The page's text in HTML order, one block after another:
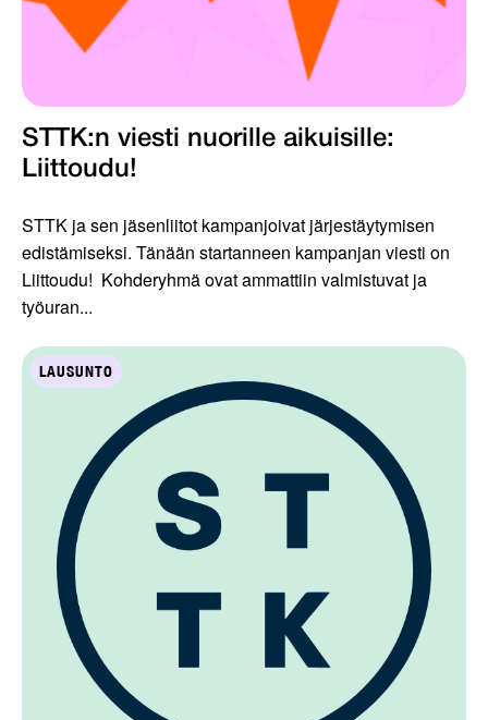
STTK:n viesti nuorille aikuisille:
Liittoudu!
STTK ja sen jäsenliitot kampanjoivat järjestäytymisen
edistämiseksi. Tänään startanneen kampanjan viesti on
Liittoudu! Kohderyhmä ovat ammattiin valmistuvat ja
työuran...
LAUSUNTO